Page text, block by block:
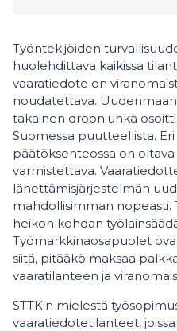
Työntekijöiden
huolehdittava kaikissa
vaaratiedote on
noudatettava.
takainen drooniuhka
Suomessa puutteellista.
päätöksenteossa on
varmistettava.
lähettämisjärjestelmän
mahdollisimman nopeasti.
heikon kohdan
Työmarkkinaosapuolet
siitä, pitääkö maksaa
vaaratilanteen ja
STTK:n mielestä
vaaratiedotetilanteet,